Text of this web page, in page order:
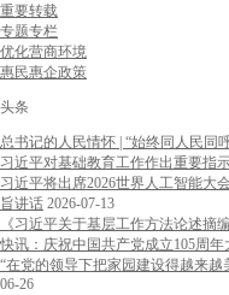
重要转载
专题专栏
优化营商环境
惠民惠企政策
头条
总书记的人民情怀 | “始终同人民同
习近平对基础教育工作作出重要指
习近平将出席2026世界人工智能大
旨讲话 2026-07-13
《习近平关于基层工作方法论述摘
快讯：庆祝中国共产党成立105周年
“在党的领导下把家园建设得越来
06-26